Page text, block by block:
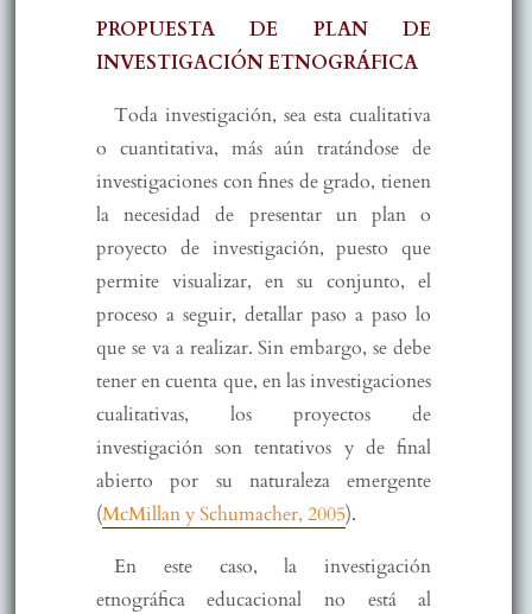
PROPUESTA DE PLAN DE
INVESTIGACIÓN ETNOGRÁFICA
Toda investigación, sea esta cualitativa
o cuantitativa, más aún tratándose de
investigaciones con fines de grado, tienen
la necesidad de presentar un plan o
proyecto de investigación, puesto que
permite visualizar, en su conjunto, el
proceso a seguir, detallar paso a paso lo
que se va a realizar. Sin embargo, se debe
tener en cuenta que, en las investigaciones
cualitativas, los proyectos de
investigación son tentativos y de final
abierto por su naturaleza emergente
(McMillan y Schumacher, 2005).
En este caso, la investigación
etnográfica educacional no está al